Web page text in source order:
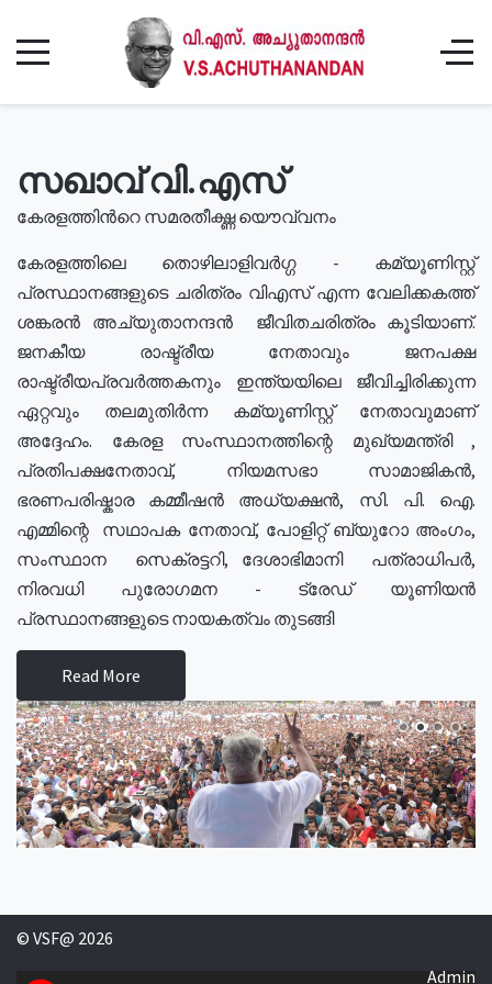
സഖാവ് വി.എസ്
കേരളത്തിൻറെ സമരതീക്ഷ്ണ യൌവ്വനം
കേരളത്തിലെ തൊഴിലാളിവർഗ്ഗ - കമ്യൂണിസ്റ്റ്
പ്രസ്ഥാനങ്ങളുടെ ചരിത്രം വിഎസ് എന്ന വേലിക്കകത്ത്
ശങ്കരൻ അച്യുതാനന്ദൻ ജീവിതചരിത്രം കൂടിയാണ്.
ജനകീയ രാഷ്ട്രീയ നേതാവും ജനപക്ഷ
രാഷ്ട്രീയപ്രവർത്തകനും ഇന്ത്യയിലെ ജീവിച്ചിരിക്കുന്ന
ഏറ്റവും തലമുതിർന്ന കമ്യൂണിസ്റ്റ് നേതാവുമാണ്
അദ്ദേഹം. കേരള സംസ്ഥാനത്തിന്റെ മുഖ്യമന്ത്രി ,
പ്രതിപക്ഷനേതാവ്, നിയമസഭാ സാമാജികൻ,
ഭരണപരിഷ്കാര കമ്മീഷൻ അധ്യക്ഷൻ, സി. പി. ഐ.
എമ്മിന്റെ സഥാപക നേതാവ്, പോളിറ്റ് ബ്യുറോ അംഗം,
സംസ്ഥാന സെക്രട്ടറി, ദേശാഭിമാനി പത്രാധിപർ,
നിരവധി പുരോഗമന - ട്രേഡ് യൂണിയൻ
പ്രസ്ഥാനങ്ങളുടെ നായകത്വം തുടങ്ങി
Read More
© VSF@ 2026
Admin